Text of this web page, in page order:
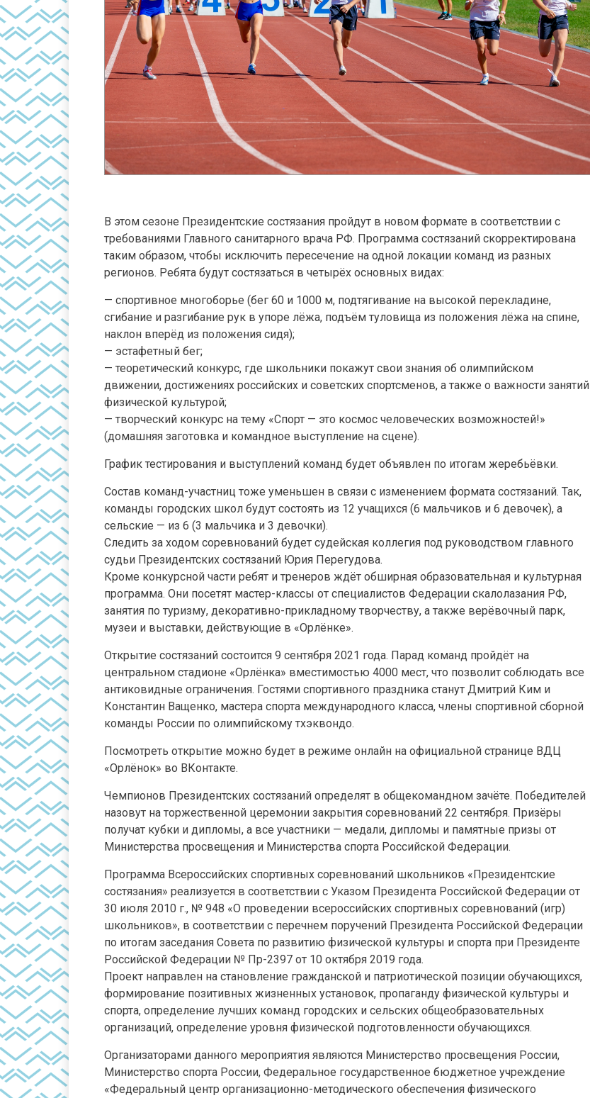
В этом сезоне Президентские состязания пройдут в новом формате в соответствии с
требованиями Главного санитарного врача РФ. Программа состязаний скорректирована
таким образом, чтобы исключить пересечение на одной локации команд из разных
регионов. Ребята будут состязаться в четырёх основных видах:
— спортивное многоборье (бег 60 и 1000 м, подтягивание на высокой перекладине,
сгибание и разгибание рук в упоре лёжа, подъём туловища из положения лёжа на спине,
наклон вперёд из положения сидя);
— эстафетный бег;
— теоретический конкурс, где школьники покажут свои знания об олимпийском
движении, достижениях российских и советских спортсменов, а также о важности занятий
физической культурой;
— творческий конкурс на тему «Спорт — это космос человеческих возможностей!»
(домашняя заготовка и командное выступление на сцене).
График тестирования и выступлений команд будет объявлен по итогам жеребьёвки.
Состав команд-участниц тоже уменьшен в связи с изменением формата состязаний. Так,
команды городских школ будут состоять из 12 учащихся (6 мальчиков и 6 девочек), а
сельские — из 6 (3 мальчика и 3 девочки).
Следить за ходом соревнований будет судейская коллегия под руководством главного
судьи Президентских состязаний Юрия Перегудова.
Кроме конкурсной части ребят и тренеров ждёт обширная образовательная и культурная
программа. Они посетят мастер-классы от специалистов Федерации скалолазания РФ,
занятия по туризму, декоративно-прикладному творчеству, а также верёвочный парк,
музеи и выставки, действующие в «Орлёнке».
Открытие состязаний состоится 9 сентября 2021 года. Парад команд пройдёт на
центральном стадионе «Орлёнка» вместимостью 4000 мест, что позволит соблюдать все
антиковидные ограничения. Гостями спортивного праздника станут Дмитрий Ким и
Константин Ващенко, мастера спорта международного класса, члены спортивной сборной
команды России по олимпийскому тхэквондо.
Посмотреть открытие можно будет в режиме онлайн на официальной странице ВДЦ
«Орлёнок» во ВКонтакте.
Чемпионов Президентских состязаний определят в общекомандном зачёте. Победителей
назовут на торжественной церемонии закрытия соревнований 22 сентября. Призёры
получат кубки и дипломы, а все участники — медали, дипломы и памятные призы от
Министерства просвещения и Министерства спорта Российской Федерации.
Программа Всероссийских спортивных соревнований школьников «Президентские
состязания» реализуется в соответствии с Указом Президента Российской Федерации от
30 июля 2010 г., № 948 «О проведении всероссийских спортивных соревнований (игр)
школьников», в соответствии с перечнем поручений Президента Российской Федерации
по итогам заседания Совета по развитию физической культуры и спорта при Президенте
Российской Федерации № Пр-2397 от 10 октября 2019 года.
Проект направлен на становление гражданской и патриотической позиции обучающихся,
формирование позитивных жизненных установок, пропаганду физической культуры и
спорта, определение лучших команд городских и сельских общеобразовательных
организаций, определение уровня физической подготовленности обучающихся.
Организаторами данного мероприятия являются Министерство просвещения России,
Министерство спорта России, Федеральное государственное бюджетное учреждение
«Федеральный центр организационно-методического обеспечения физического